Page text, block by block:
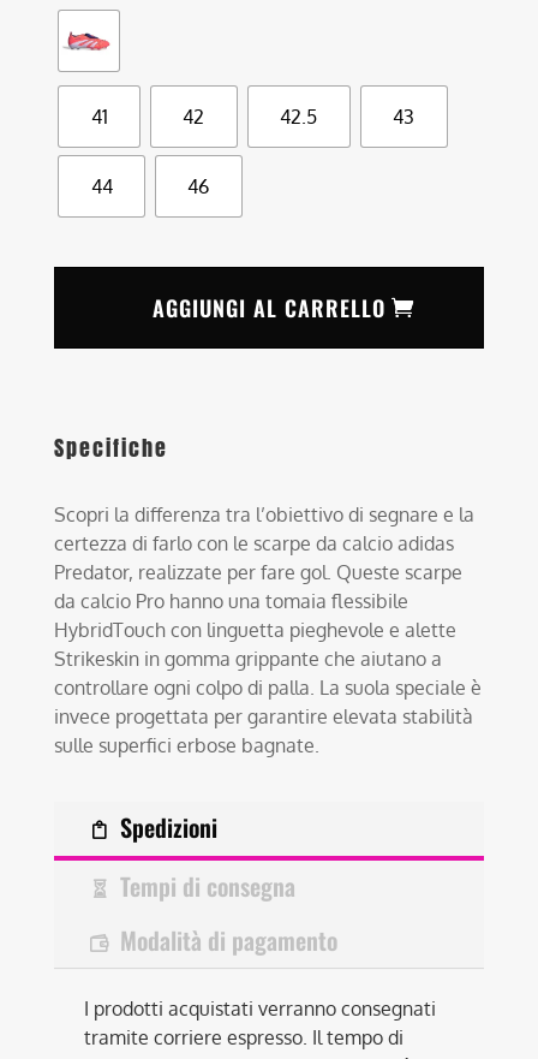
41 42 42.5 43
44 46
AGGIUNGI AL CARRELLO
Specifiche
Scopri la differenza tra l’obiettivo di segnare e la
certezza di farlo con le scarpe da calcio adidas
Predator, realizzate per fare gol. Queste scarpe
da calcio Pro hanno una tomaia flessibile
HybridTouch con linguetta pieghevole e alette
Strikeskin in gomma grippante che aiutano a
controllare ogni colpo di palla. La suola speciale è
invece progettata per garantire elevata stabilità
sulle superfici erbose bagnate.
Spedizioni
Tempi di consegna
Modalità di pagamento
I prodotti acquistati verranno consegnati
tramite corriere espresso. Il tempo di